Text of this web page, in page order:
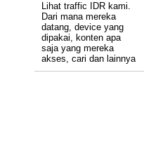
Lihat traffic IDR kami.
Dari mana mereka
datang, device yang
dipakai, konten apa
saja yang mereka
akses, cari dan lainnya